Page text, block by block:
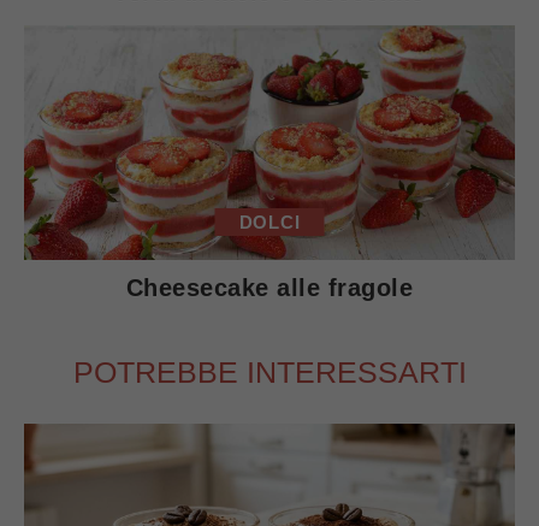
DOLCI
Cheesecake alle fragole
POTREBBE INTERESSARTI